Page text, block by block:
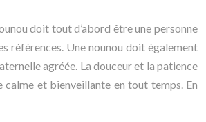
doit tout d’abord être une personne
références. Une nounou doit également
agréée. La douceur et la patience
calme et bienveillante en tout temps. En